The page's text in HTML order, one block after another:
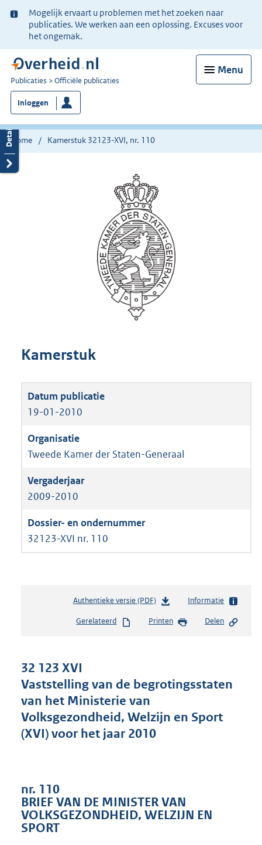
Ter
informatie:
Mogelijk ervaart u problemen met het zoeken naar
publicaties. We werken aan een oplossing. Excuses voor
het ongemak.
Menu
U
bent
nu
hier:
Publicaties Officiële publicaties
Inloggen
Home Kamerstuk 32123-XVI, nr. 110
Kamerstuk
19-01-2010
Tweede Kamer der Staten-Generaal
2009-2010
32123-XVI nr. 110
Authentieke versie (PDF)b
s
s
r
o
o
1
3
K
Informatie
Gerelateerd Printen Delen
32 123 XVI
Vaststelling van de begrotingsstaten
van het Ministerie van
Volksgezondheid, Welzijn en Sport
(XVI) voor het jaar 2010
nr. 110
BRIEF VAN DE MINISTER VAN
VOLKSGEZONDHEID, WELZIJN EN
SPORT